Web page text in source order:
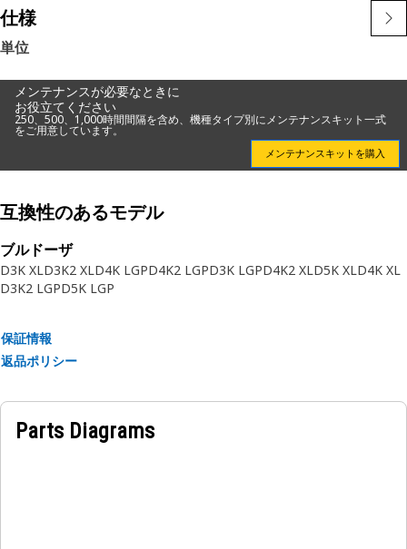
エレメントを選択することは，両方を実現できる費用効果の高
い方法です。
変更なしで現在および最新のフィルタ ハウジングに適合
スパーク アレスタ パッドを備えたアルミニウム シート
効率93%のガラス繊維エレメント
活性炭
用途:
CATヘビー デューティ機器のエアコン グループで使用しま
す。
詳細については，オーナーズ マニュアルを参照するか，最寄
りのCatディーラにお問い合わせください。
仕様
単位
メンテナンスが必要なときに
お役立てください
250、500、1,000時間間隔を含め、機種タイプ別にメンテナンスキット一式
をご用意しています。
メンテナンスキットを購入
互換性のあるモデル
ブルドーザ
D3K XLD3K2 XLD4K LGPD4K2 LGPD3K LGPD4K2 XLD5K XLD4K XL
D3K2 LGPD5K LGP
保証情報
返品ポリシー
Parts Diagrams